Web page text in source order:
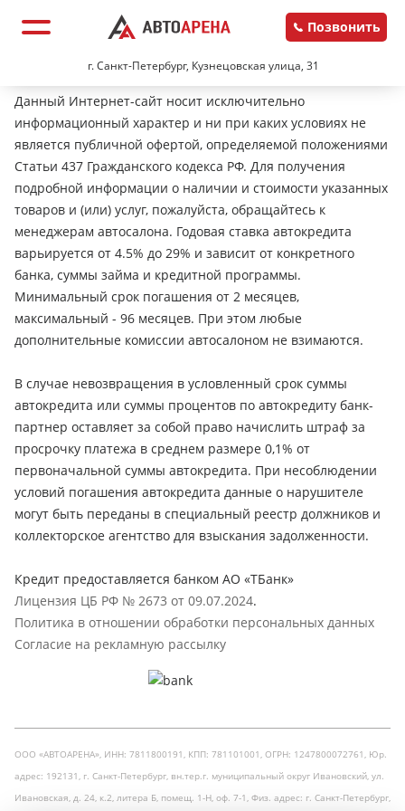
г. Санкт-Петербург, Кузнецовская улица, 31
Позвонить
Данный Интернет-сайт носит исключительно
информационный характер и ни при каких условиях не
является публичной офертой, определяемой положениями
Статьи 437 Гражданского кодекса РФ. Для получения
подробной информации о наличии и стоимости указанных
товаров и (или) услуг, пожалуйста, обращайтесь к
менеджерам автосалона. Годовая ставка автокредита
варьируется от 4.5% до 29% и зависит от конкретного
банка, суммы займа и кредитной программы.
Минимальный срок погашения от 2 месяцев,
максимальный - 96 месяцев. При этом любые
дополнительные комиссии автосалоном не взимаются.
В случае невозвращения в условленный срок суммы
автокредита или суммы процентов по автокредиту банк-
партнер оставляет за собой право начислить штраф за
просрочку платежа в среднем размере 0,1% от
первоначальной суммы автокредита. При несоблюдении
условий погашения автокредита данные о нарушителе
могут быть переданы в специальный реестр должников и
коллекторское агентство для взыскания задолженности.
Кредит предоставляется банком АО «ТБанк»
Лицензия ЦБ РФ № 2673 от 09.07.2024.
Политика в отношении обработки персональных данных
Согласие на рекламную рассылку
ООО «АВТОАРЕНА», ИНН: 7811800191, КПП: 781101001, ОГРН: 1247800072761, Юр.
адрес: 192131, г. Санкт-Петербург, вн.тер.г. муниципальный округ Ивановский, ул.
Ивановская, д. 24, к.2, литера Б, помещ. 1-Н, оф. 7-1, Физ. адрес: г. Санкт-Петербург,